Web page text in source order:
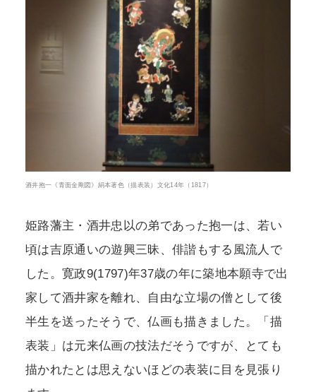
酒井抱一《青面金剛図》絹本著色（描表装）文化14年（1817）
姫路藩主・酒井忠以の弟であった抱一は、若い
頃は吉原通いの遊興三昧、俳諧もする風流人で
した。寛政9(1797)年37歳の年に築地本願寺で出
家して酒井家を離れ、自由な立場の僧として後
半生を送ったそうで、仏画も描きました。「描
表装」は元来仏画の技法だそうですが、とても
描かれたとは思えないほどの表装に目を見張り